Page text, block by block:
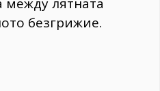
между лятната
безгрижие.